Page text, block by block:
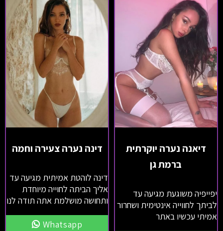
דיאנה נערה יוקרתית
ברמת גן
יפייפיה משוגעת מגיעה עד
לביתך לחווייה אינטימית ושחרור
אמיתי עכשיו באתר
דינה נערה צעירה וחמה
דינה לוהטת אמיתית מגיעה עד
אליך הביתה לחוייה מיוחדת
ותחושה מושלמת אתה תודה לנו
Whatsapp